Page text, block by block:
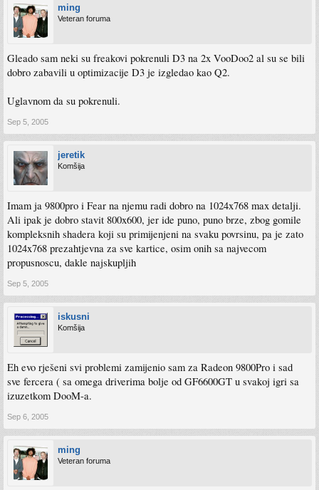
ming
Veteran foruma
Gleado sam neki su freakovi pokrenuli D3 na 2x VooDoo2 al su se bili
dobro zabavili u optimizacije D3 je izgledao kao Q2.
Uglavnom da su pokrenuli.
Sep 5, 2005
jeretik
Komšija
Imam ja 9800pro i Fear na njemu radi dobro na 1024x768 max detalji.
Ali ipak je dobro stavit 800x600, jer ide puno, puno brze, zbog gomile
kompleksnih shadera koji su primijenjeni na svaku povrsinu, pa je zato
1024x768 prezahtjevna za sve kartice, osim onih sa najvecom
propusnoscu, dakle najskupljih
Sep 5, 2005
iskusni
Komšija
Eh evo rješeni svi problemi zamijenio sam za Radeon 9800Pro i sad
sve fercera ( sa omega driverima bolje od GF6600GT u svakoj igri sa
izuzetkom DooM-a.
Sep 6, 2005
ming
Veteran foruma